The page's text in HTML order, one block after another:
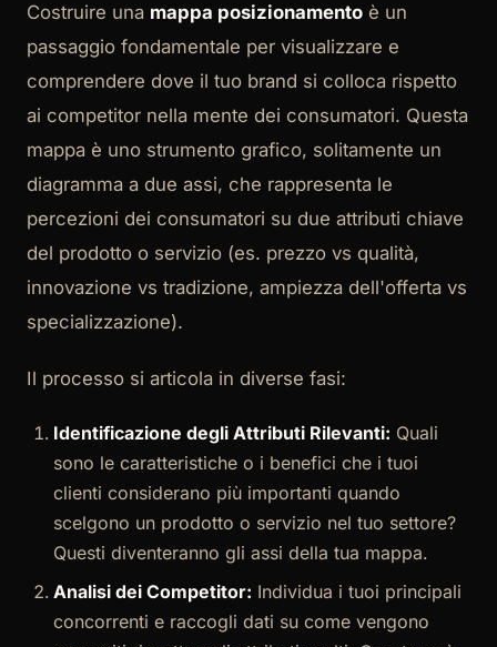
Costruire una mappa posizionamento è un
passaggio fondamentale per visualizzare e
comprendere dove il tuo brand si colloca rispetto
ai competitor nella mente dei consumatori. Questa
mappa è uno strumento grafico, solitamente un
diagramma a due assi, che rappresenta le
percezioni dei consumatori su due attributi chiave
del prodotto o servizio (es. prezzo vs qualità,
innovazione vs tradizione, ampiezza dell'offerta vs
specializzazione).
Il processo si articola in diverse fasi:
Identificazione degli Attributi Rilevanti: Quali
sono le caratteristiche o i benefici che i tuoi
clienti considerano più importanti quando
scelgono un prodotto o servizio nel tuo settore?
Questi diventeranno gli assi della tua mappa.
Analisi dei Competitor: Individua i tuoi principali
concorrenti e raccogli dati su come vengono